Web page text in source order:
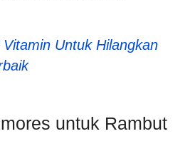
Vitamin Untuk Hilangkan
untuk Rambut